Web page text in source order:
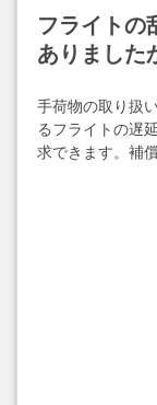
フライトの
ありました
手荷物の取り扱
るフライトの遅
求できます。補